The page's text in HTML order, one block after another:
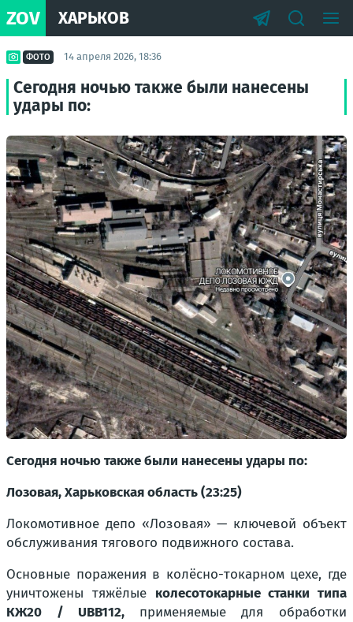
ZOV ХАРЬКОВ
ФОТО 14 апреля 2026, 18:36
Сегодня ночью также были нанесены
удары по:
Сегодня ночью также были нанесены удары по:
Лозовая, Харьковская область (23:25)
Локомотивное депо «Лозовая» — ключевой объект
обслуживания тягового подвижного состава.
Основные поражения в колёсно-токарном цехе, где
уничтожены тяжёлые колесотокарные станки типа
КЖ20 / UBB112, применяемые для обработки